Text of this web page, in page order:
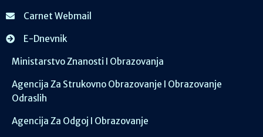
Carnet Webmail
E-Dnevnik
Ministarstvo Znanosti I Obrazovanja
Agencija Za Strukovno Obrazovanje I Obrazovanje
Odraslih
Agencija Za Odgoj I Obrazovanje